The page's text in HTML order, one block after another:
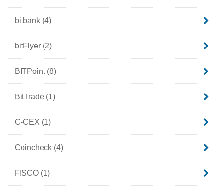
bitbank (4)
bitFlyer (2)
BITPoint (8)
BitTrade (1)
C-CEX (1)
Coincheck (4)
FISCO (1)